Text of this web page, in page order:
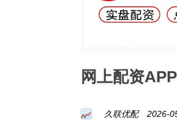
网上配资
久联优配 2026-